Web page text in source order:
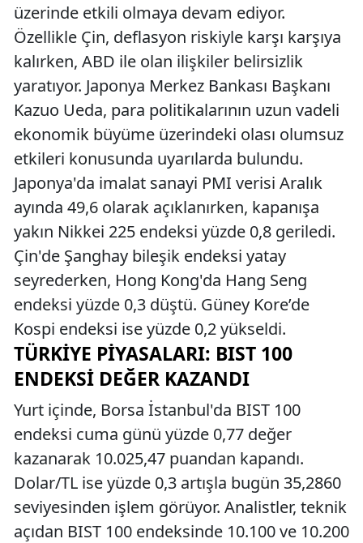
üzerinde etkili olmaya devam ediyor.
Özellikle Çin, deflasyon riskiyle karşı karşıya
kalırken, ABD ile olan ilişkiler belirsizlik
yaratıyor. Japonya Merkez Bankası Başkanı
Kazuo Ueda, para politikalarının uzun vadeli
ekonomik büyüme üzerindeki olası olumsuz
etkileri konusunda uyarılarda bulundu.
Japonya'da imalat sanayi PMI verisi Aralık
ayında 49,6 olarak açıklanırken, kapanışa
yakın Nikkei 225 endeksi yüzde 0,8 geriledi.
Çin'de Şanghay bileşik endeksi yatay
seyrederken, Hong Kong'da Hang Seng
endeksi yüzde 0,3 düştü. Güney Kore’de
Kospi endeksi ise yüzde 0,2 yükseldi.
TÜRKIYE PIYASALARI: BIST 100
ENDEKSI DEĞER KAZANDI
Yurt içinde, Borsa İstanbul'da BIST 100
endeksi cuma günü yüzde 0,77 değer
kazanarak 10.025,47 puandan kapandı.
Dolar/TL ise yüzde 0,3 artışla bugün 35,2860
seviyesinden işlem görüyor. Analistler, teknik
açıdan BIST 100 endeksinde 10.100 ve 10.200